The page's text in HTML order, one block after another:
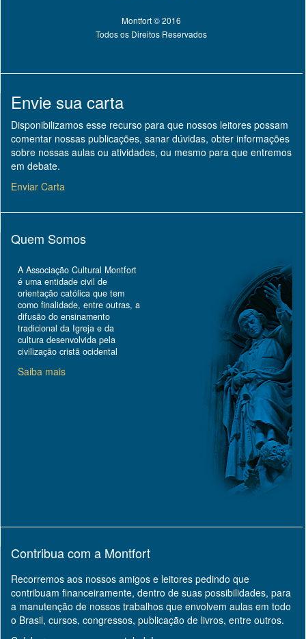
Montfort © 2016
Todos os Direitos Reservados
Envie sua carta
Disponibilizamos esse recurso para que nossos leitores possam
comentar nossas publicações, sanar dúvidas, obter informações
sobre nossas aulas ou atividades, ou mesmo para que entremos
em debate.
Enviar Carta
Quem Somos
A Associação Cultural Montfort
é uma entidade civil de
orientação católica que tem
como finalidade, entre outras, a
difusão do ensinamento
tradicional da Igreja e da
cultura desenvolvida pela
civilização cristã ocidental
Saiba mais
Contribua com a Montfort
Recorremos aos nossos amigos e leitores pedindo que
contribuam financeiramente, dentro de suas possibilidades, para
a manutenção de nossos trabalhos que envolvem aulas em todo
o Brasil, cursos, congressos, publicação de livros, entre outros.